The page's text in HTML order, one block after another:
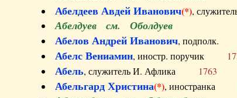
Абелдеев Авдей Иванович(*),
Абелдуев см. Оболдуев
Абелов Андрей Иванович, подполк.
Абелс Вениамин, иностр. поручик
Абель, служитель И. Афлика 1763
Абельгард Христина(*), иностранка